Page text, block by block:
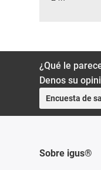
¿Qué le
Denos su
Encuesta de
Sobre igus®